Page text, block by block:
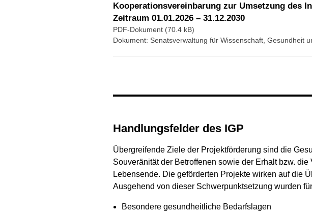
Kooperationsvereinbarung zur Umsetzung des
Zeitraum 01.01.2026 – 31.12.2030
PDF-Dokument (70.4 kB)
Dokument: Senatsverwaltung für Wissenschaft, Gesundheit
Handlungsfelder des IGP
Übergreifende Ziele der Projektförderung sind die
Souveränität der Betroffenen sowie der Erhalt bzw.
Lebensende. Die geförderten Projekte wirken auf die
Ausgehend von dieser Schwerpunktsetzung wurden
Besondere gesundheitliche Bedarfslagen